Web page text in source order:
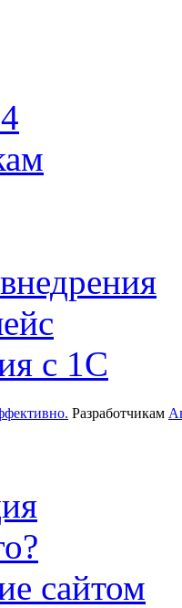
с 1С
Разработчикам
сайтом